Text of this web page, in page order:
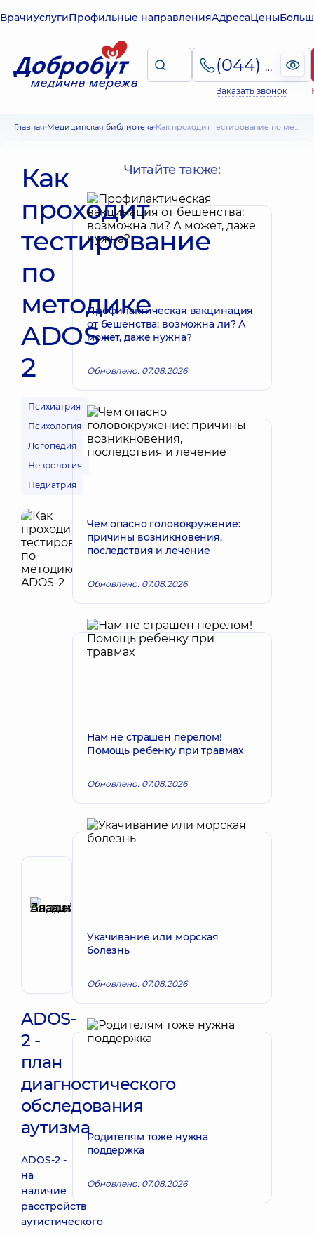
ВрачиУслугиПрофильные направленияАдресаЦены
(044) 495-2-888
Заказать звонок
Главная Медицинская библиотека Как проходит тестирование по методике ADOS-2
Как
проходит
тестирование
по
методике
ADOS-
2
Психиатрия
Психология
Логопедия
Неврология
Педиатрия
Владимирович
ADOS-
2 -
план
диагностического
обследования
аутизма
ADOS-2 -
на
наличие
расстройств
аутистического
Читайте также:
Профилактическая вакцинация
от бешенства: возможна ли? А
может, даже нужна?
Обновлено: 07.08.2026
Чем опасно головокружение:
причины возникновения,
последствия и лечение
Обновлено: 07.08.2026
Нам не страшен перелом!
Помощь ребенку при травмах
Обновлено: 07.08.2026
Укачивание или морская
болезнь
Обновлено: 07.08.2026
Родителям тоже нужна
поддержка
Обновлено: 07.08.2026